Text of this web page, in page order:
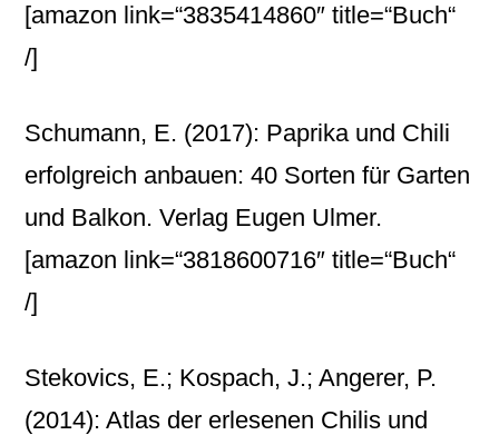
[amazon link=“3835414860″ title=“Buch“
/]
Schumann, E. (2017): Paprika und Chili
erfolgreich anbauen: 40 Sorten für Garten
und Balkon. Verlag Eugen Ulmer.
[amazon link=“3818600716″ title=“Buch“
/]
Stekovics, E.; Kospach, J.; Angerer, P.
(2014): Atlas der erlesenen Chilis und